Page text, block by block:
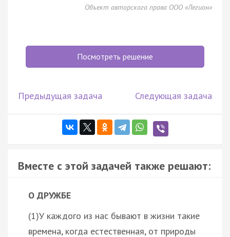
Объект авторского права ООО «Легион»
Посмотреть решение
Предыдущая задача Следующая задача
Вместе с этой задачей также решают:
О ДРУЖБЕ
(1)У каждого из нас бывают в жизни такие
времена, когда естественная, от природы